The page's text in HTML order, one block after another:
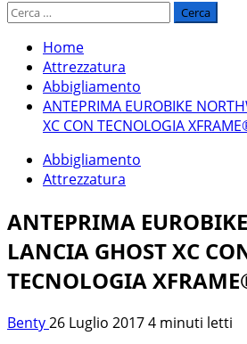
Ricerca
Home
Attrezzatura
Abbigliamento
ANTEPRIMA EUROBIKE
XC CON TECNOLOGIA
Abbigliamento
Attrezzatura
ANTEPRIMA
LANCIA GHOST XC
TECNOLOGIA
Benty26 Luglio 20174 minuti letti